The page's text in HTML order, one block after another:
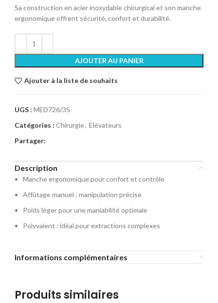
Sa construction en acier inoxydable chirurgical et son manche
ergonomique offrent sécurité, confort et durabilité.
AJOUTER AU PANIER
Ajouter à la liste de souhaits
UGS : MED726/3S
Catégories : Chirurgie, Elévateurs
Partager:
Description
Manche ergonomique pour confort et contrôle
Affûtage manuel : manipulation précise
Poids léger pour une maniabilité optimale
Polyvalent : idéal pour extractions complexes
Informations complémentaires
Produits similaires